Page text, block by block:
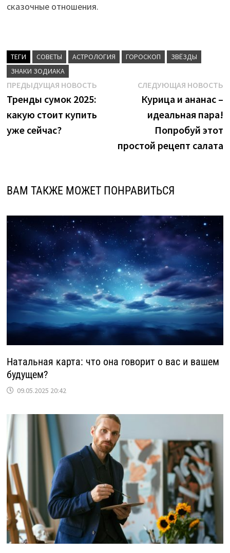
сказочные отношения.
ТЕГИ CОВЕТЫ АСТРОЛОГИЯ ГОРОСКОП
ЗВЁЗДЫ
ЗНАКИ ЗОДИАКА
Навигация
по
записям
ПРЕДЫДУЩАЯ НОВОСТЬПредыдущая
Тренды сумок 2025:
какую стоит купить
уже сейчас?
СЛЕДУЮЩАЯ НОВОСТЬ
Курица и ананас –
идеальная пара!
Попробуй этот
простой рецепт салата
ВАМ ТАКЖЕ МОЖЕТ ПОНРАВИТЬСЯ
Натальная карта: что она говорит о вас и вашем
будущем?
09.05.2025 20:42